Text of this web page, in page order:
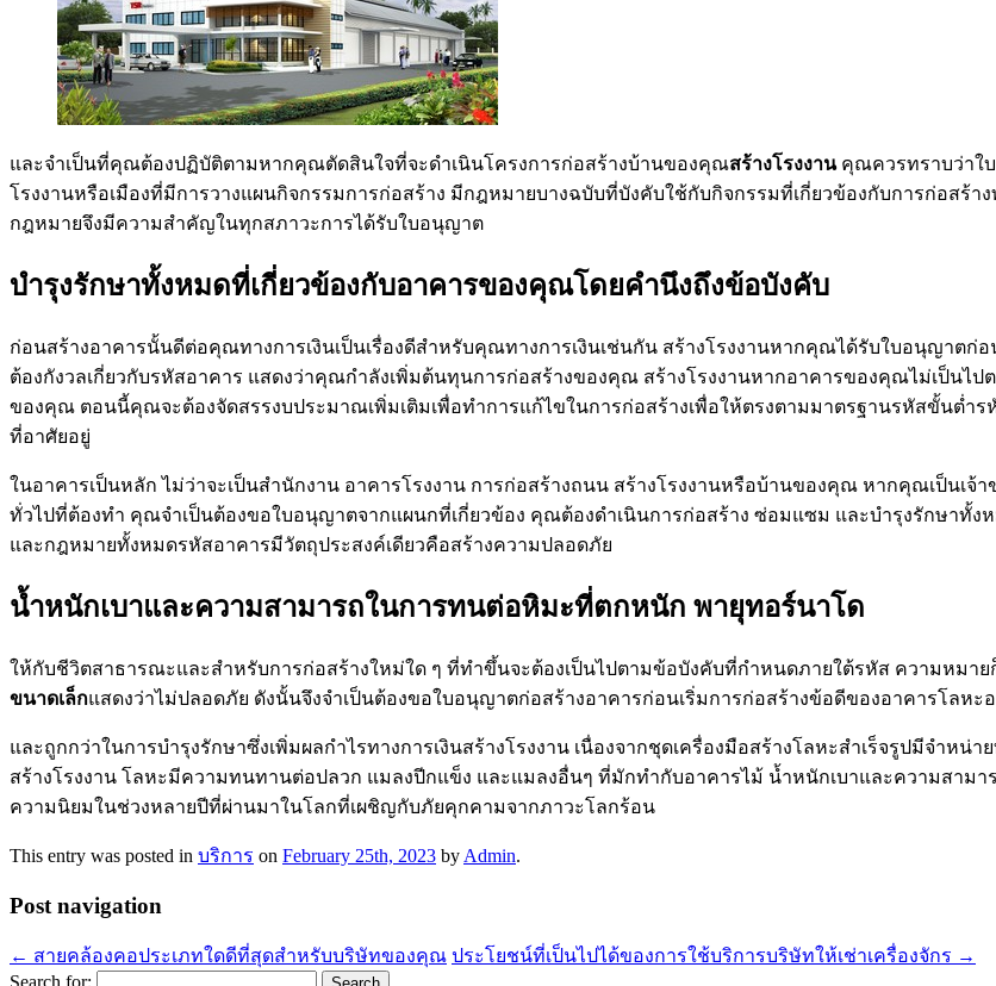
และจำเป็นที่คุณต้องปฏิบัติตามหากคุณตัดสินใจที่จะดำเนินโครงการก่อสร้างบ้านของคุณสร้างโรงงานคุณควรทราบว่าใบ
โรงงานหรือเมืองที่มีการวางแผนกิจกรรมการก่อสร้าง มีกฎหมายบางฉบับที่บังคับใช้กับกิจกรรมที่เกี่ยวข้องกับการก่อสร้
กฎหมายจึงมีความสำคัญในทุกสภาวะการได้รับใบอนุญาต
บำรุงรักษาทั้งหมดที่เกี่ยวข้องกับอาคารของคุณโดยคำนึงถึงข้อบังคับ
ก่อนสร้างอาคารนั้นดีต่อคุณทางการเงินเป็นเรื่องดีสำหรับคุณทางการเงินเช่นกัน สร้างโรงงานหากคุณได้รับใบอนุญาต
ต้องกังวลเกี่ยวกับรหัสอาคาร แสดงว่าคุณกำลังเพิ่มต้นทุนการก่อสร้างของคุณ สร้างโรงงานหากอาคารของคุณไม่เป็น
ของคุณ ตอนนี้คุณจะต้องจัดสรรงบประมาณเพิ่มเติมเพื่อทำการแก้ไขในการก่อสร้างเพื่อให้ตรงตามมาตรฐานรหัสขั้นต่ำ
ที่อาศัยอยู่
ในอาคารเป็นหลัก ไม่ว่าจะเป็นสำนักงาน อาคารโรงงาน การก่อสร้างถนน สร้างโรงงานหรือบ้านของคุณ หากคุณเป็นเจ้
ทั่วไปที่ต้องทำ คุณจำเป็นต้องขอใบอนุญาตจากแผนกที่เกี่ยวข้อง คุณต้องดำเนินการก่อสร้าง ซ่อมแซม และบำรุงรักษาทั้
และกฎหมายทั้งหมดรหัสอาคารมีวัตถุประสงค์เดียวคือสร้างความปลอดภัย
น้ำหนักเบาและความสามารถในการทนต่อหิมะที่ตกหนัก พายุทอร์นาโด
ให้กับชีวิตสาธารณะและสำหรับการก่อสร้างใหม่ใด ๆ ที่ทำขึ้นจะต้องเป็นไปตามข้อบังคับที่กำหนดภายใต้รหัส ความหมา
ขนาดเล็กแสดงว่าไม่ปลอดภัย ดังนั้นจึงจำเป็นต้องขอใบอนุญาตก่อสร้างอาคารก่อนเริ่มการก่อสร้างข้อดีของอาคารโลหะ
และถูกกว่าในการบำรุงรักษาซึ่งเพิ่มผลกำไรทางการเงินสร้างโรงงาน เนื่องจากชุดเครื่องมือสร้างโลหะสำเร็จรูปมีจำห
สร้างโรงงาน โลหะมีความทนทานต่อปลวก แมลงปีกแข็ง และแมลงอื่นๆ ที่มักทำกับอาคารไม้ น้ำหนักเบาและความสา
ความนิยมในช่วงหลายปีที่ผ่านมาในโลกที่เผชิญกับภัยคุกคามจากภาวะโลกร้อน
This entry was posted in บริการ on February 25th, 2023 by Admin.
Post navigation
← สายคล้องคอประเภทใดดีที่สุดสำหรับบริษัทของคุณ ประโยชน์ที่เป็นไปได้ของการใช้บริการบริษัทให้เช่าเครื่องจักร →